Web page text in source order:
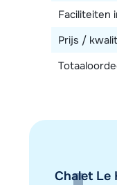
Faciliteiten
Prijs /
Chalet Le